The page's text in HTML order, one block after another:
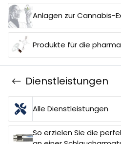
Anlagen zur Cannabis-
Produkte für die
Dienstleistungen
Alle Dienstleistungen
So erzielen Sie die